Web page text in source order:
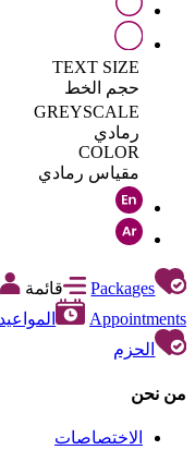
TEXT SIZE
حجم الخط
GREYSCALE
رمادي
COLOR
مقياس رمادي
Packages قائمة
Appointments
المواعيد
الحزم
من نحن
الاختصاصات